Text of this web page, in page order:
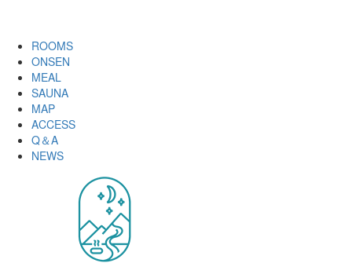
ROOMS
ONSEN
MEAL
SAUNA
MAP
ACCESS
Q＆A
NEWS